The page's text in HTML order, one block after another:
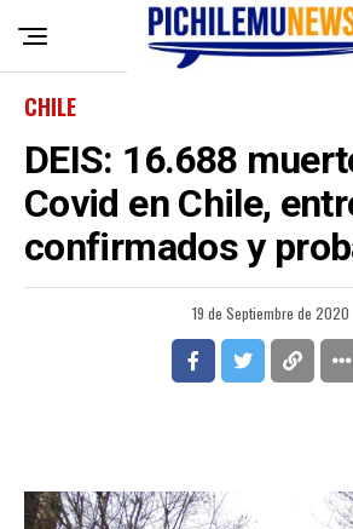
CHILE
DEIS: 16.688
Covid en Chile,
confirmados y
19 de Septiembre de 2020